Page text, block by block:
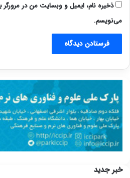
ذخیره نام، ایمیل و وبسایت من در مرورگر
می‌نویسم.
خبر جدید